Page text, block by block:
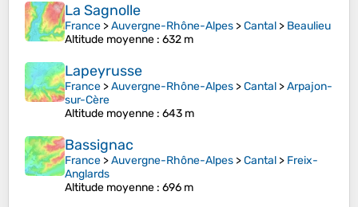
La Sagnolle
France >Auvergne-Rhône-Alpes >Cantal > Beaulieu
Altitude moyenne : 632 m
Lapeyrusse
France >Auvergne-Rhône-Alpes >Cantal >Arpajon-
sur-Cère
Altitude moyenne : 643 m
Bassignac
France >Auvergne-Rhône-Alpes >Cantal > Freix-
Anglards
Altitude moyenne : 696 m